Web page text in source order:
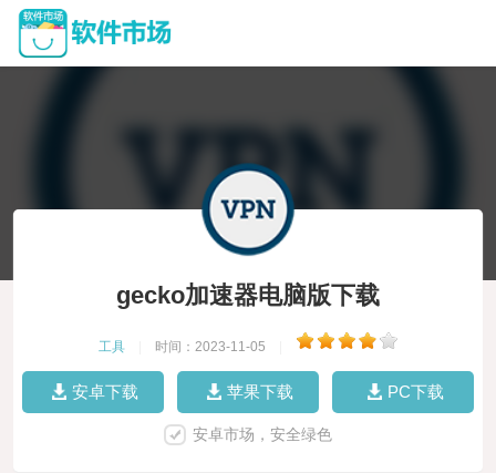
gecko加速器电脑版下载
工具 时间：2023-11-05
安卓下载 苹果下载 PC下载
安卓市场，安全绿色